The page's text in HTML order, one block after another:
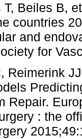
Beiles B,
countries
and
for
Reimerink
Repair.
: the